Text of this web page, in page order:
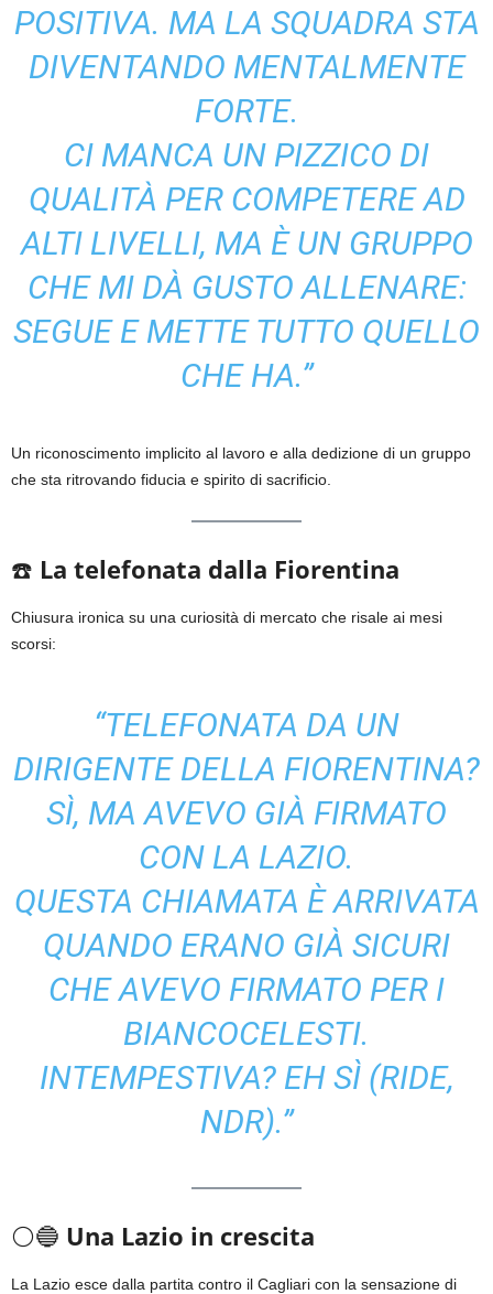
POSITIVA. MA LA SQUADRA STA
DIVENTANDO MENTALMENTE
FORTE.
CI MANCA UN PIZZICO DI
QUALITÀ PER COMPETERE AD
ALTI LIVELLI, MA È UN GRUPPO
CHE MI DÀ GUSTO ALLENARE:
SEGUE E METTE TUTTO QUELLO
CHE HA.”
Un riconoscimento implicito al lavoro e alla dedizione di un gruppo
che sta ritrovando fiducia e spirito di sacrificio.
☎️ La telefonata dalla Fiorentina
Chiusura ironica su una curiosità di mercato che risale ai mesi
scorsi:
“TELEFONATA DA UN
DIRIGENTE DELLA FIORENTINA?
SÌ, MA AVEVO GIÀ FIRMATO
CON LA LAZIO.
QUESTA CHIAMATA È ARRIVATA
QUANDO ERANO GIÀ SICURI
CHE AVEVO FIRMATO PER I
BIANCOCELESTI.
INTEMPESTIVA? EH SÌ (RIDE,
NDR).”
⚪🔵 Una Lazio in crescita
La Lazio esce dalla partita contro il Cagliari con la sensazione di